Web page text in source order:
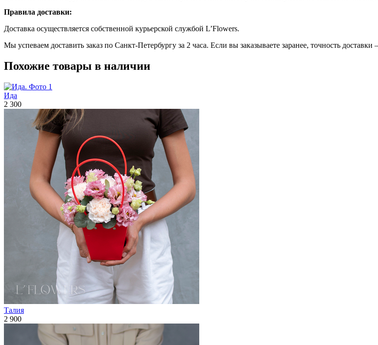
Правила доставки:
Доставка осуществляется собственной курьерской службой L’Flowers.
Мы успеваем доставить заказ по Санкт-Петербургу за 2 часа. Если вы заказываете заранее, точность
Похожие товары в наличии
Ида
2 300
Талия
2 900